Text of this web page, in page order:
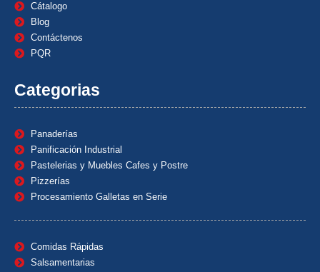
Cátalogo
Blog
Contáctenos
PQR
Categorias
Panaderías
Panificación Industrial
Pastelerias y Muebles Cafes y Postre
Pizzerías
Procesamiento Galletas en Serie
Comidas Rápidas
Salsamentarias